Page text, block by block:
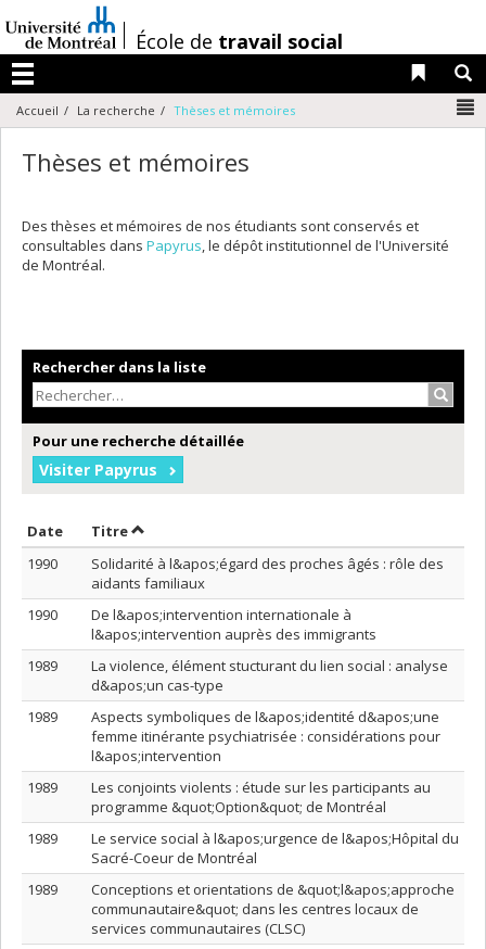
au
contenu
/École de travail social
Menu
Liens
Accueil La recherche Thèses et mémoires
Thèses et mémoires
Des thèses et mémoires de nos étudiants sont conservés et
consultables dans Papyrus, le dépôt institutionnel de l'Université
de Montréal.
Rechercher dans la liste
Pour une recherche détaillée
Visiter Papyrus
Date Trier par date en ordre croissant
TitreTrier par titre en ordre croissant
1990
Solidarité à l&apos;égard des proches âgés : rôle des
aidants familiaux
1990
De l&apos;intervention internationale à
l&apos;intervention auprès des immigrants
1989
La violence, élément stucturant du lien social : analyse
d&apos;un cas-type
1989
Aspects symboliques de l&apos;identité d&apos;une
femme itinérante psychiatrisée : considérations pour
l&apos;intervention
1989
Les conjoints violents : étude sur les participants au
programme &quot;Option&quot; de Montréal
1989
Le service social à l&apos;urgence de l&apos;Hôpital du
Sacré-Coeur de Montréal
1989
Conceptions et orientations de &quot;l&apos;approche
communautaire&quot; dans les centres locaux de
services communautaires (CLSC)